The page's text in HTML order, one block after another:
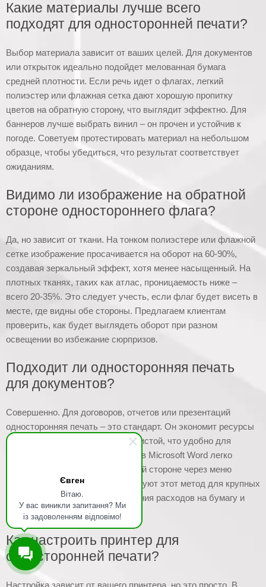
Євген
Вітаю.
У вас виникли запитання? Ми
із задоволенням відповімо!
Какие материалы лучше всего
подходят для односторонней печати?
Выбор материала зависит от ваших целей. Для документов
или открыток идеально подойдет мелованная бумага
средней плотности. Если речь идет о флагах, легкий
полиэстер или флажная сетка дают хорошую пропитку
цветов на обратную сторону, что выглядит эффектно. Для
баннеров лучше выбрать винил – он прочен и устойчив к
погоде. Советуем протестировать материал на небольшом
образце, чтобы убедиться, что результат соответствует
ожиданиям.
Видимо ли изображение на обратной
стороне одностороннего флага?
Да, но зависит от ткани. На тонком полиэстере или флажной
сетке изображение просачивается на оборот на 60-90%,
создавая зеркальный эффект, хотя менее насыщенный. На
плотных тканях, таких как атлас, проницаемость ниже –
всего 20-35%. Это следует учесть, если флаг будет висеть в
месте, где видны обе стороны. Предлагаем клиентам
проверить, как будет выглядеть оборот при разном
освещении во избежание сюрпризов.
Подходит ли односторонняя печать
для документов?
Совершенно. Для договоров, отчетов или презентаций
односторонняя печать – это стандарт. Он экономит ресурсы
и оставляет обратную сторону чистой, что удобно для
заметок или отметок. К примеру, в Microsoft Word легко
настроить печать только на одной стороне через меню
«Параметры». Компании используют этот метод для крупных
партий документов для сокращения расходов на бумагу и
тонер.
Как настроить принтер для
односторонней печати?
Настройка зависит от вашего принтера, но это просто. В